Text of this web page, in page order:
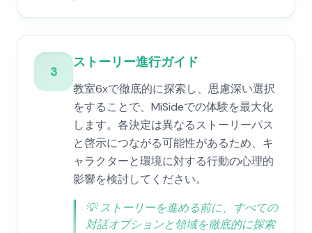
3
ストーリー進行ガイド
教室6xで徹底的に探索し、思慮深い選択
をすることで、MiSideでの体験を最大化
します。各決定は異なるストーリーパス
と啓示につながる可能性があるため、キ
ャラクターと環境に対する行動の心理的
影響を検討してください。
💡ストーリーを進める前に、すべての
対話オプションと領域を徹底的に探索